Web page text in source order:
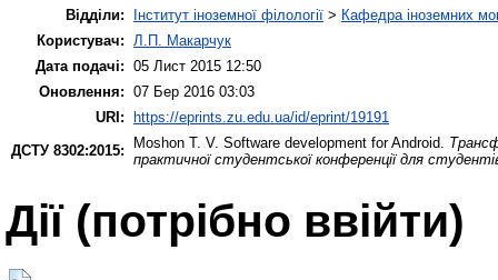
Відділи:
Інститут іноземної філології > Кафедра іноземних
Користувач: Л.П. Макарчук
Дата подачі: 05 Лист 2015 12:50
Оновлення: 07 Бер 2016 03:03
URI:
https://eprints.zu.edu.ua/id/eprint/19191
ДСТУ 8302:2015:
Moshon T. V. Software development for Android.
практичної студентської конференції для
Дії ​​(потрібно ввійти)